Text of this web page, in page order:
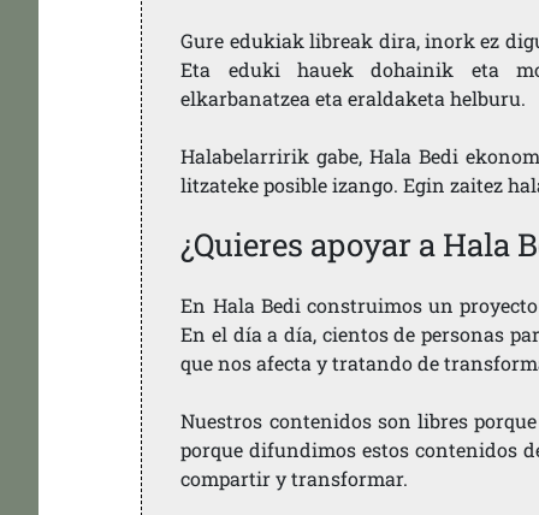
Gure edukiak libreak dira, inork ez
Eta eduki hauek dohainik eta
elkarbanatzea eta eraldaketa helburu.
Halabelarririk gabe, Hala Bedi
litzateke posible izango. Egin zaitez
¿Quieres apoyar a Hala
En Hala Bedi construimos un
En el día a día, cientos de personas
que nos afecta y tratando de
Nuestros contenidos son libres
porque difundimos estos contenidos
compartir y transformar.